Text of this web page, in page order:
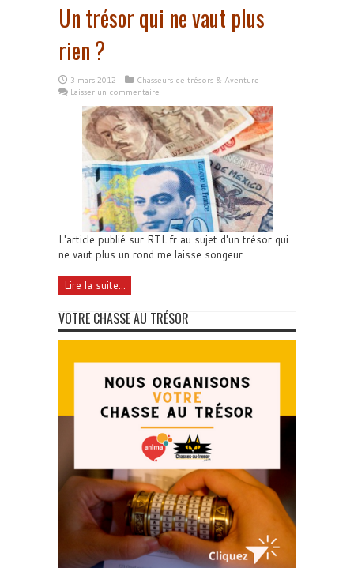
Un trésor qui ne vaut plus
rien ?
3 mars 2012
Chasseurs de trésors & Aventure
Laisser un commentaire
L'article publié sur RTL.fr au sujet d'un trésor qui
ne vaut plus un rond me laisse songeur
Lire la suite...
VOTRE CHASSE AU TRÉSOR